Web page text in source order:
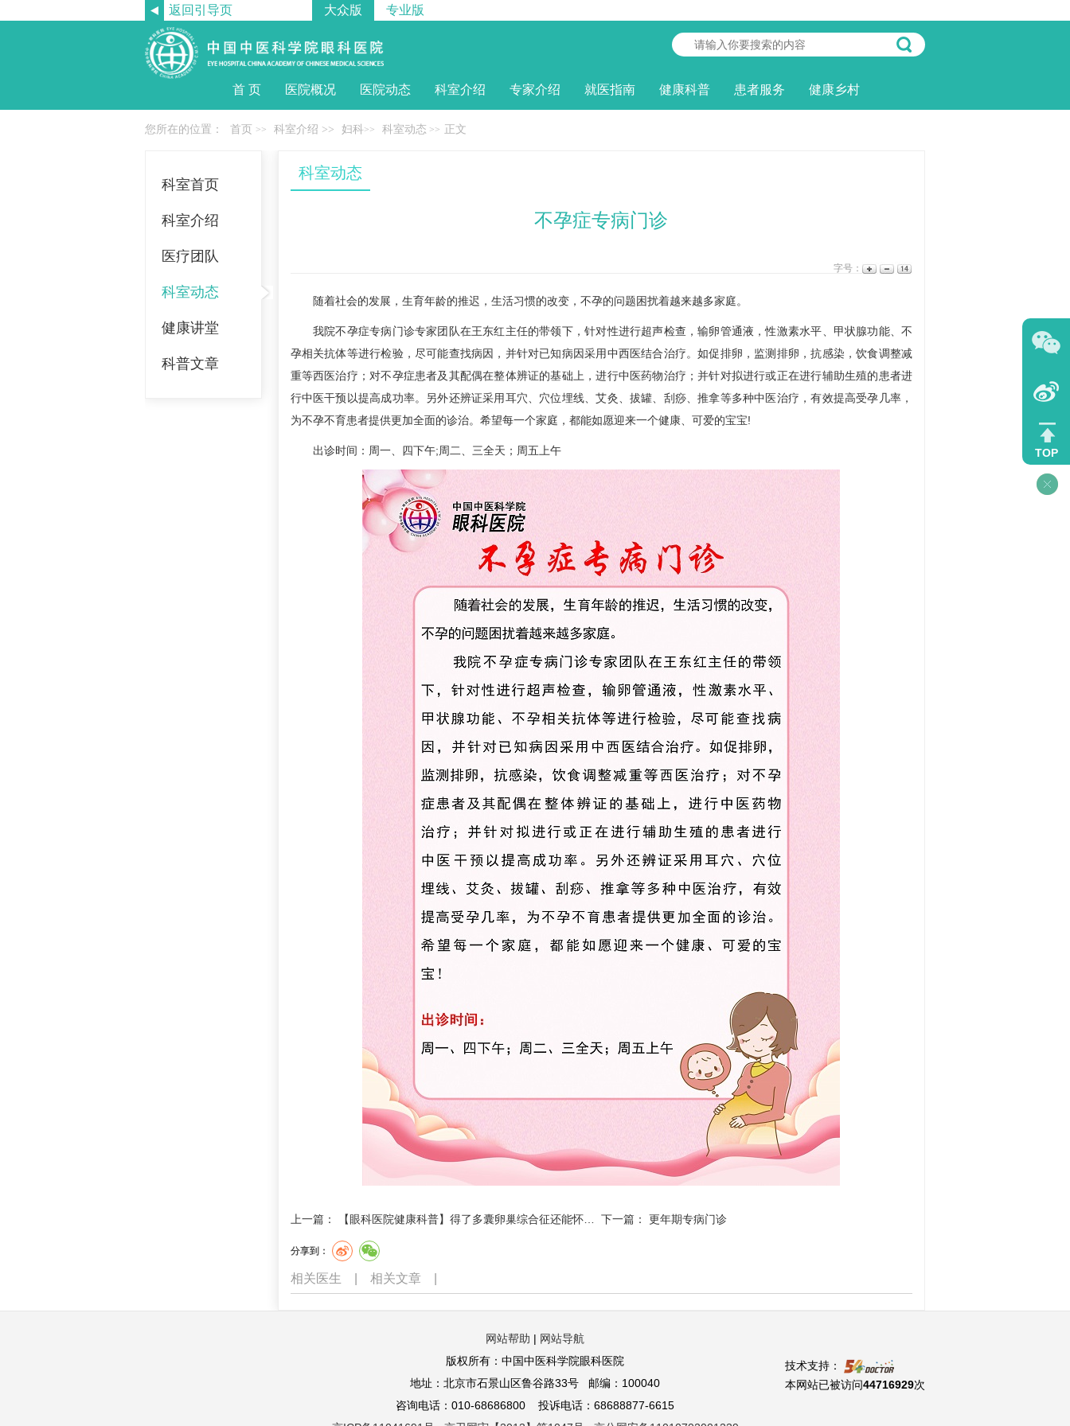
返回引导页 大众版 专业版
首 页 医院概况 医院动态 科室介绍 专家介绍 就医指南 健康科普 患者服务 健康乡村
您所在的位置： 首页 >> 科室介绍 >> 妇科>> 科室动态 >> 正文
科室首页
科室介绍
医疗团队
科室动态
健康讲堂
科普文章
科室动态
不孕症专病门诊
字号：
随着社会的发展，生育年龄的推迟，生活习惯的改变，不孕的问题困扰着越来越多家庭。
我院不孕症专病门诊专家团队在王东红主任的带领下，针对性进行超声检查，输卵管通液，性激素水平、甲状腺功能、不
孕相关抗体等进行检验，尽可能查找病因，并针对已知病因采用中西医结合治疗。如促排卵，监测排卵，抗感染，饮食调整减
重等西医治疗；对不孕症患者及其配偶在整体辨证的基础上，进行中医药物治疗；并针对拟进行或正在进行辅助生殖的患者进
行中医干预以提高成功率。另外还辨证采用耳穴、穴位埋线、艾灸、拔罐、刮痧、推拿等多种中医治疗，有效提高受孕几率，
为不孕不育患者提供更加全面的诊治。希望每一个家庭，都能如愿迎来一个健康、可爱的宝宝!
出诊时间：周一、四下午;周二、三全天；周五上午
上一篇： 【眼科医院健康科普】得了多囊卵巢综合征还能怀孕吗？ 下一篇： 更年期专病门诊
分享到：
相关医生 相关文章
网站帮助 | 网站导航
版权所有：中国中医科学院眼科医院
地址：北京市石景山区鲁谷路33号 邮编：100040
咨询电话：010-68686800 投诉电话：68688877-6615
技术支持：
本网站已被访问44716929次
TOP